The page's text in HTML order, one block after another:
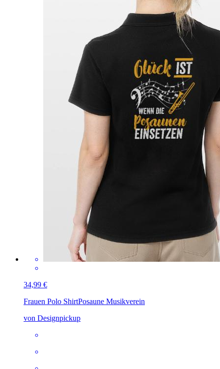
34,99 €
Frauen Polo ShirtPosaune Musikverein
von Designpickup